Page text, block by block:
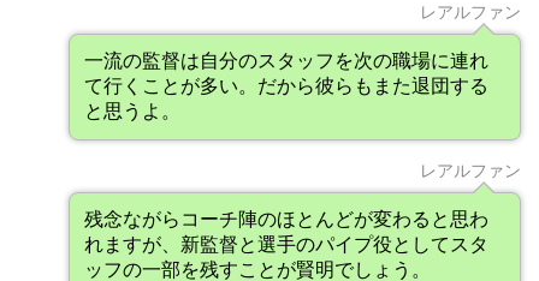
レアルファン
一流の監督は自分のスタッフを次の職場に連れ
て行くことが多い。だから彼らもまた退団する
と思うよ。
レアルファン
残念ながらコーチ陣のほとんどが変わると思わ
れますが、新監督と選手のパイプ役としてスタ
ッフの一部を残すことが賢明でしょう。